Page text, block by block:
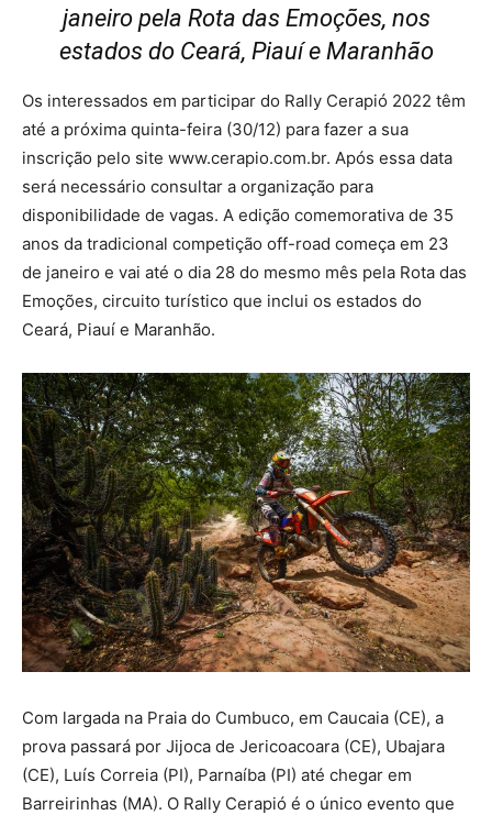
janeiro pela Rota das Emoções, nos
estados do Ceará, Piauí e Maranhão
Os interessados em participar do Rally Cerapió 2022 têm
até a próxima quinta-feira (30/12) para fazer a sua
inscrição pelo site www.cerapio.com.br. Após essa data
será necessário consultar a organização para
disponibilidade de vagas. A edição comemorativa de 35
anos da tradicional competição off-road começa em 23
de janeiro e vai até o dia 28 do mesmo mês pela Rota das
Emoções, circuito turístico que inclui os estados do
Ceará, Piauí e Maranhão.
Com largada na Praia do Cumbuco, em Caucaia (CE), a
prova passará por Jijoca de Jericoacoara (CE), Ubajara
(CE), Luís Correia (PI), Parnaíba (PI) até chegar em
Barreirinhas (MA). O Rally Cerapió é o único evento que